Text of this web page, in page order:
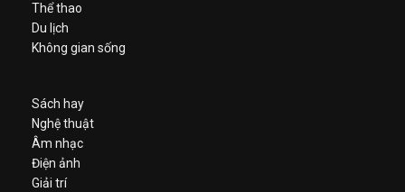
Thể thao
Du lịch
Không gian sống
Sách hay
Nghệ thuật
Âm nhạc
Điện ảnh
Giải trí